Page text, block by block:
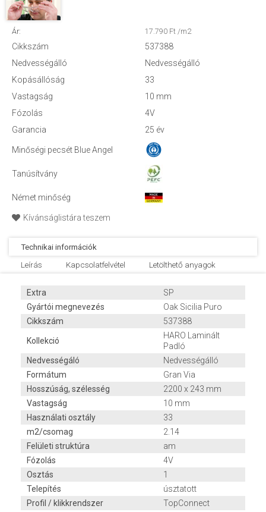
Ár: 17.790 Ft /m2
Cikkszám
537388
Nedvességálló
Nedvességálló
Kopásállóság
33
Vastagság
10 mm
Fózolás
4V
Garancia
25 év
Minőségi pecsét Blue Angel
Tanúsítvány
Német minőség
Kívánságlistára teszem
Technikai információk
Leírás
Kapcsolatfelvétel Letölthető anyagok
Extra
SP
Gyártói megnevezés
Oak Sicilia Puro
Cikkszám
537388
Kollekció
HARO Laminált
Padló
Nedvességáló
Nedvességálló
Formátum
Gran Via
Hosszúság, szélesség
2200 x 243 mm
Vastagság
10 mm
Használati osztály
33
m2/csomag
2.14
Felületi struktúra
am
Fózolás
4V
Osztás
1
Telepítés
úsztatott
Profil / klikkrendszer
TopConnect